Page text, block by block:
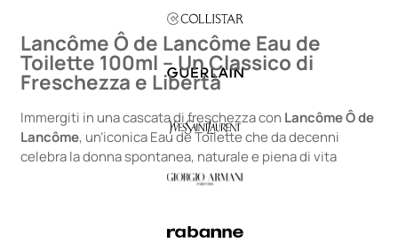
Lancôme Ô de Lancôme Eau de
Toilette 100ml – Un Classico di
Freschezza e Libertà
Immergiti in una cascata di freschezza con Lancôme Ô de
Lancôme, un’iconica Eau de Toilette che da decenni
celebra la donna spontanea, naturale e piena di vita